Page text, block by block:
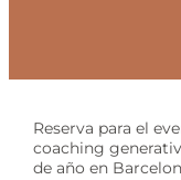
Reserva para el
coaching
de año en